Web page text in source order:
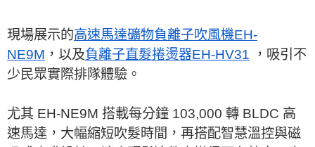
現場展示的高速馬達礦物負離子吹風機EH-
NE9M ，以及負離子直髮捲燙器EH-HV31 ，吸引不
少民眾實際排隊體驗。
尤其 EH-NE9M 搭載每分鐘 103,000 轉 BLDC 高
速馬達，大幅縮短吹髮時間，再搭配智慧溫控與磁